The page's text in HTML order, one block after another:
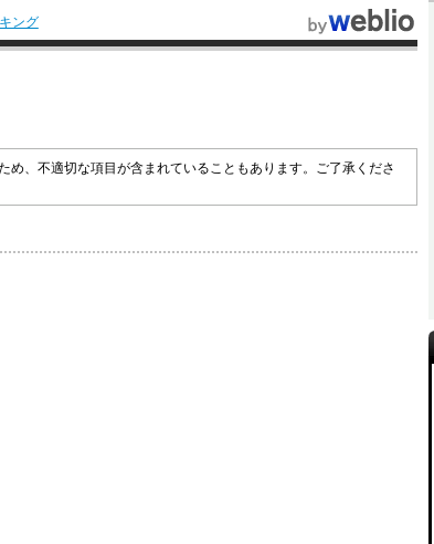
ング
、不適切な項目が含まれていることもあります。ご了承くださ